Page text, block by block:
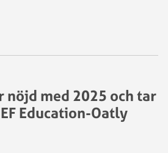
nöjd med 2025 och tar
Education-Oatly